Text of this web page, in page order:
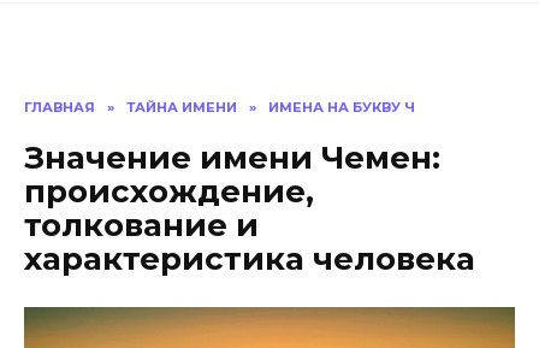
ГЛАВНАЯ » ТАЙНА ИМЕНИ » ИМЕНА НА БУКВУ Ч
Значение имени Чемен:
происхождение,
толкование и
характеристика человека